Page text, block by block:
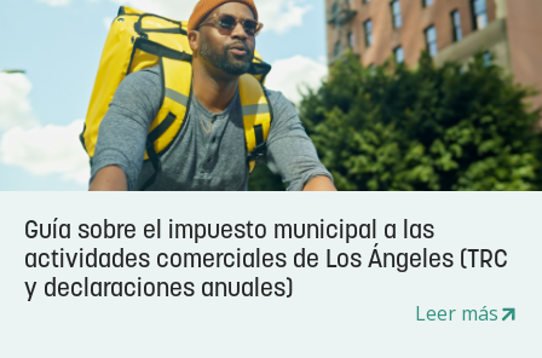
Guía sobre el impuesto municipal a las
actividades comerciales de Los Ángeles (TRC
y declaraciones anuales)
Leer más